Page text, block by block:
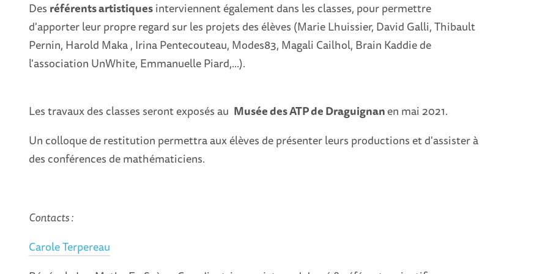
Des référents artistiquesinterviennent également dans les classes, pour permettre
d'apporter leur propre regard sur les projets des élèves (Marie Lhuissier, David Galli, Thibault
Pernin, Harold Maka , Irina Pentecouteau, Modes83, Magali Cailhol, Brain Kaddie de
l'association UnWhite, Emmanuelle Piard,...).
Les travaux des classes seront exposés au Musée des ATP de Draguignanen mai 2021.
Un colloque de restitution permettra aux élèves de présenter leurs productions et d'assister à
des conférences de mathématiciens.
Contacts :
Carole Terpereau